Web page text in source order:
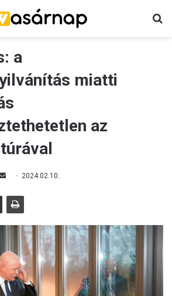
a
miatti
az
e
m
a
2024.02.10.